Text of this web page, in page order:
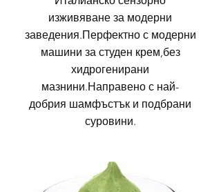
изживяване за модерни
заведения.Перфектно с модерни
машини за студен крем,без
хидрогенирани
мазнини.Направено с най-
добрия шамфъстък и подбрани
суровини.